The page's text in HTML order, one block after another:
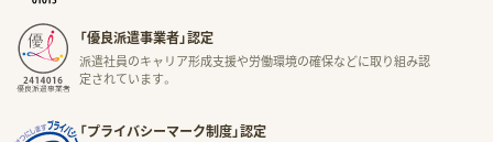
「優良派遣事業者」認定
派遣社員のキャリア形成支援や労働環境の確保などに取り組み認
定されています。
「プライバシーマーク制度」認定